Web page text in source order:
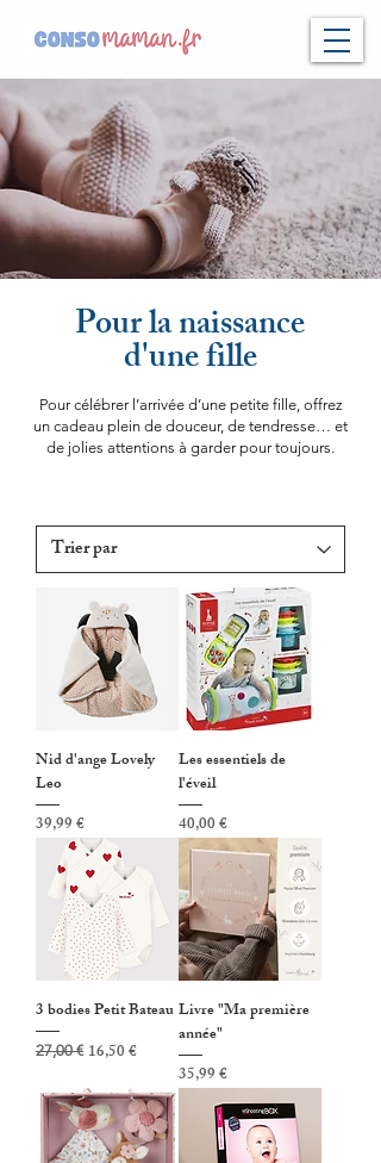
Pour la naissance
d'une fille
Pour célébrer l’arrivée d’une petite fille, offrez
un cadeau plein de douceur, de tendresse… et
de jolies attentions à garder pour toujours.
Nid d'ange Lovely
Leo
Prix
39,99 €
Les essentiels de
l'éveil
Prix
40,00 €
3 bodies Petit Bateau
Prix original
27,00 € Prix promotionnel
16,50 €
Livre "Ma première
année"
Prix
35,99 €